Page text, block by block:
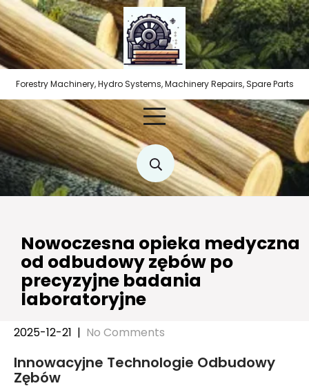
Skip
to
content
Forestry Machinery, Hydro Systems, Machinery Repairs, Spare Parts
Nowoczesna opieka medyczna
od odbudowy zębów po
precyzyjne badania
laboratoryjne
2025-12-21 | No Comments
Innowacyjne Technologie Odbudowy
Zębów